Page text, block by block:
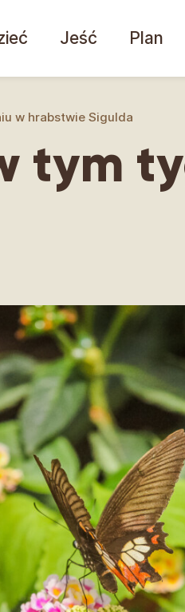
Jeść Plan
w hrabstwie Sigulda
tym